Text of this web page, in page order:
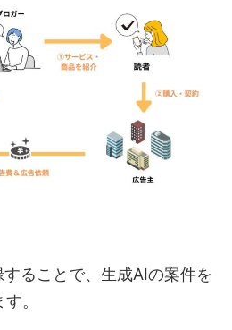
することで、生成AIの案件を
。